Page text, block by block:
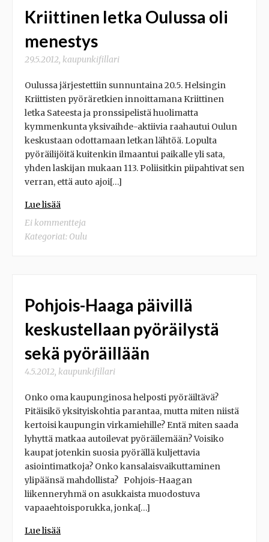
Kriittinen letka Oulussa oli
menestys
29.5.2012, kaupunkifillari
Oulussa järjestettiin sunnuntaina 20.5. Helsingin
Kriittisten pyöräretkien innoittamana Kriittinen
letka Sateesta ja pronssipelistä huolimatta
kymmenkunta yksivaihde-aktiivia raahautui Oulun
keskustaan odottamaan letkan lähtöä. Lopulta
pyöräilijöitä kuitenkin ilmaantui paikalle yli sata,
yhden laskijan mukaan 113. Poliisitkin piipahtivat sen
verran, että auto ajoi[…]
Lue lisää
Ei kommentteja
Kategoriat: Oulu
Pohjois-Haaga päivillä
keskustellaan pyöräilystä
sekä pyöräillään
4.5.2012, kaupunkifillari
Onko oma kaupunginosa helposti pyöräiltävä?
Pitäisikö yksityiskohtia parantaa, mutta miten niistä
kertoisi kaupungin virkamiehille? Entä miten saada
lyhyttä matkaa autoilevat pyöräilemään? Voisiko
kaupat jotenkin suosia pyörällä kuljettavia
asiointimatkoja? Onko kansalaisvaikuttaminen
ylipäänsä mahdollista? Pohjois-Haagan
liikenneryhmä on asukkaista muodostuva
vapaaehtoisporukka, jonka[…]
Lue lisää